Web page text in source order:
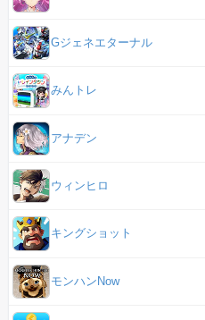
Gジェネエターナル
みんトレ
アナデン
ウィンヒロ
キングショット
モンハンNow